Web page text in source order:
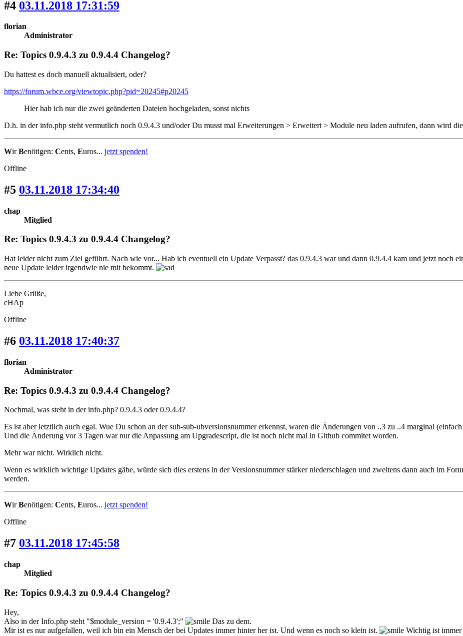
#4 03.11.2018 17:31:59
florian
Administrator
Re: Topics 0.9.4.3 zu 0.9.4.4 Changelog?
Du hattest es doch manuell aktualisiert, oder?
https://forum.wbce.org/viewtopic.php?pid=20245#p20245
Hier hab ich nur die zwei geänderten Dateien hochgeladen, sonst nichts
D.h. in der info.php steht vermutlich noch 0.9.4.3 und/oder Du musst mal Erweiterungen > Erweitert > Module neu laden aufrufen, dann wird
WirBenötigen: Cents, Euros... jetzt spenden!
Offline
#5 03.11.2018 17:34:40
chap
Mitglied
Re: Topics 0.9.4.3 zu 0.9.4.4 Changelog?
Hat leider nicht zum Ziel geführt. Nach wie vor... Hab ich eventuell ein Update Verpasst? das 0.9.4.3 war und dann 0.9.4.4 kam und jetzt noch
neue Update leider irgendwie nie mit bekommt.
Liebe Grüße,
cHAp
Offline
#6 03.11.2018 17:40:37
florian
Administrator
Re: Topics 0.9.4.3 zu 0.9.4.4 Changelog?
Nochmal, was steht in der info.php? 0.9.4.3 oder 0.9.4.4?
Es ist aber letztlich auch egal. Wue Du schon an der sub-sub-ubversionsnummer erkennst, waren die Änderungen von ..3 zu ..4 marginal
Und die Änderung vor 3 Tagen war nur die Anpassung am Upgradescript, die ist noch nicht mal in Github commitet worden.
Mehr war nicht. Wirklich nicht.
Wenn es wirklich wichtige Updates gäbe, würde sich dies erstens in der Versionsnummer stärker niederschlagen und zweitens dann auch im
werden.
WirBenötigen: Cents, Euros... jetzt spenden!
Offline
#7 03.11.2018 17:45:58
chap
Mitglied
Re: Topics 0.9.4.3 zu 0.9.4.4 Changelog?
Hey,
Also in der Info.php steht "$module_version = '0.9.4.3';"
Das zu dem.
Mir ist es nur aufgefallen, weil ich bin ein Mensch der bei Updates immer hinter her ist. Und wenn es noch so klein ist.
Wichtig ist